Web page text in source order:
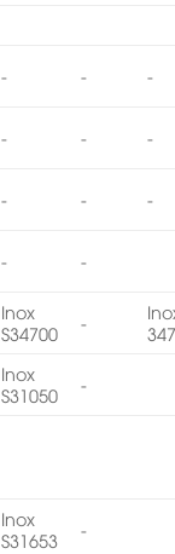
- - -
- - -
- - -
- -
Inox
S34700
-
Inox
S31050
-
Inox
S31653
-